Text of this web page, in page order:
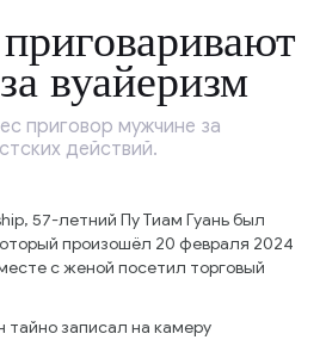
вуайеризм
приговор мужчине за
действий.
57-летний Пу Тиам Гуань был
произошёл 20 февраля 2024
с женой посетил торговый
тайно записал на камеру